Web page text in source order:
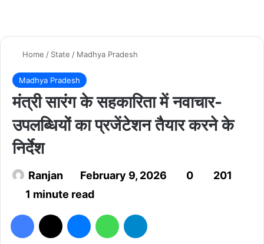
Home / State / Madhya Pradesh
Madhya Pradesh
मंत्री सारंग के सहकारिता में नवाचार-
उपलब्धियों का प्रजेंटेशन तैयार करने के
निर्देश
Ranjan February 9, 2026 0
201
1 minute read